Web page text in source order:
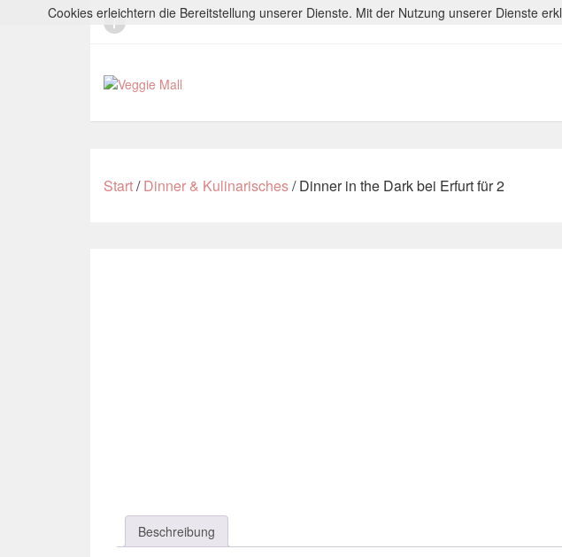
Start/Dinner & Kulinarisches/ Dinner in the Dark bei Erfurt für 2
Beschreibung
Cookies erleichtern die Bereitstellung unserer Dienste. Mit der Nutzung unserer Dienste